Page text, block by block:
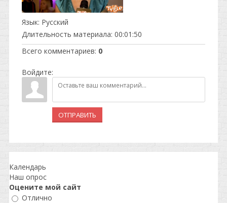
Язык: Русский
Длительность материала: 00:01:50
Всего комментариев: 0
Войдите:
ОТПРАВИТЬ
Календарь
Наш опрос
Оцените мой сайт
Отлично